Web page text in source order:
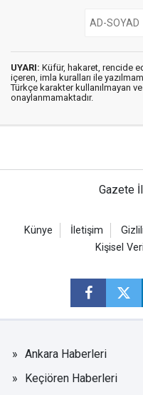
UYARI: Küfür, hakaret, rencide
içeren, imla kuralları ile
Türkçe karakter kullanılmayan
onaylanmamaktadır.
Gazete
Künye İletişim
Kişisel
Ankara Haberleri
Keçiören Haberleri